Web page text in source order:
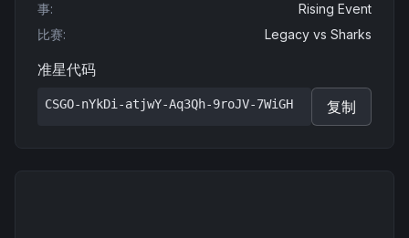
事:
Rising Event
比赛: Legacy vs Sharks
准星代码
CSGO-nYkDi-atjwY-Aq3Qh-9roJV-7WiGH 复制